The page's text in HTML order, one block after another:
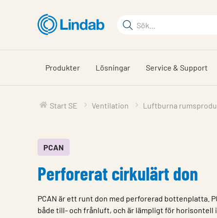
huvudinnehållet
Sökord
på
sajten
Produkter Lösningar Service & Support
Start SE Ventilation Luftburna
PCAN
Perforerat cirkulärt don
PCAN är ett runt don med perforerad bottenplatta.
både till- och frånluft, och är lämpligt för horisontell